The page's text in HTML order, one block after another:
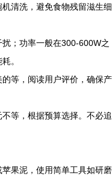
清洗，避免食物残留滋生细
扰；功率一般在300-600W之
。
的等，阅读用户评价，确保产
等，根据预算选择。不必追
苹果泥，使用简单工具如研磨